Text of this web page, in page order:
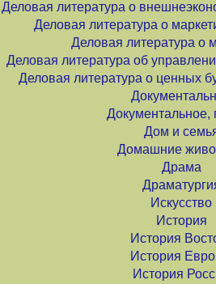
Деловая литература о
Деловая литература о
Деловая литература о
Деловая литература об
Деловая литература о ценных
Документальное,
Дом и
Домашние
Драма
Искусство
История
История
История
История